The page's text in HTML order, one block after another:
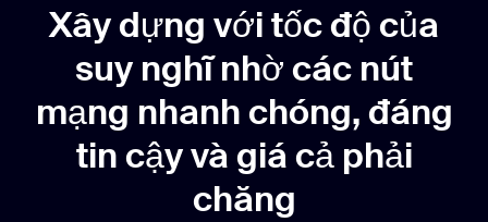
Xây dựng với tốc độ của
suy nghĩ nhờ các nút
mạng nhanh chóng, đáng
tin cậy và giá cả phải
chăng